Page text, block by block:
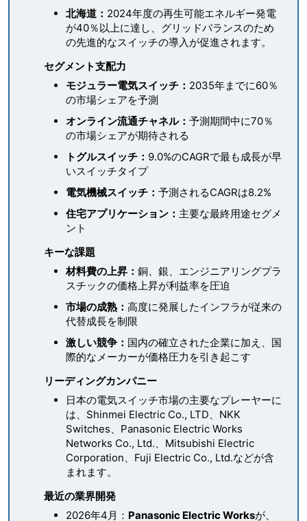
北海道： 2024年度の再生可能エネルギー発電
が40％以上に達し、グリッドバランスのため
の先進的なスイッチの導入が促進されます。
セグメント支配力
モジュラー電気スイッチ： 2035年までに60％
の市場シェアを予測
オンライン流通チャネル： 予測期間中に70％
の市場シェアが期待される
トグルスイッチ： 9.0%のCAGRで最も成長が早
いスイッチタイプ
電気機械スイッチ： 予測されるCAGRは8.2%
住宅アプリケーション： 主要な最終用途セグメ
ント
キーな課題
材料費の上昇： 銅、銀、エンジニアリングプラ
スチックの価格上昇が利益率を圧迫
市場の成熟： 高度に発展したインフラが従来の
代替成長を制限
激しい競争： 国内の確立された企業に加え、国
際的なメーカーが価格圧力を引き起こす
リーディングカンパニー
日本の電気スイッチ市場の主要なプレーヤーに
は、Shinmei Electric Co., LTD、NKK
Switches、Panasonic Electric Works
Networks Co., Ltd.、Mitsubishi Electric
Corporation、Fuji Electric Co., Ltd.などが含
まれます。
最近の業界開発
2026年4月： Panasonic Electric Worksが、